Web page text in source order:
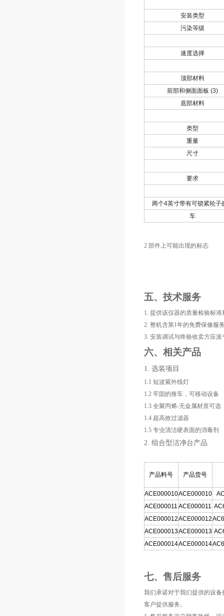
安装类型
污染等级
速度选择
顶部材料
前部和侧面面板 (3)
底部材料
类型
重量
尺寸
要求
两个4英寸带有可锁紧轮子
车
2 部件上可能出现的标志
五、技术服务
1. 提供该仪器的质量检验标准
2. 整机含第1年的免费保修服
3. 安装调试与终验收卖方应
六、相关产品
1. 选装项目
1.1 短波紫外线灯
1.2 牢固的推车，可移动设备
1.3 全聚丙烯-无金属材质可选
1.4 超高效过滤器
1.5 专业清洁硬表面的消毒剂
2. 组合型洁净台产品
产品料号 产品货号
ACE000010ACE000010
ACE000011 ACE000011
ACE000012ACE000012
ACE000013ACE000013
ACE000014ACE000014
七、售后服务
我们承诺对于我们提供的设
客户提供服务。